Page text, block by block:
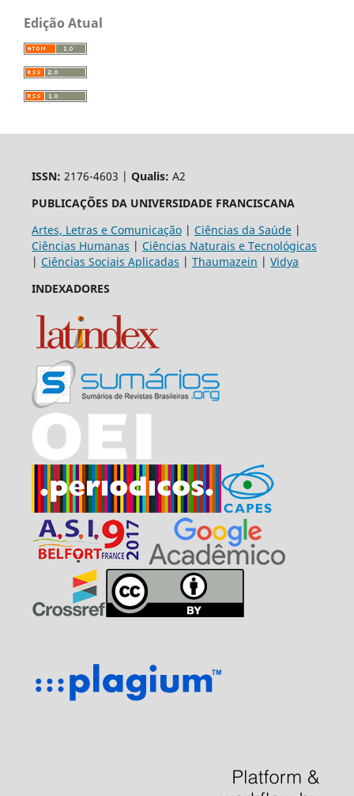
Edição Atual
ISSN: 2176-4603 | Qualis: A2
PUBLICAÇÕES DA UNIVERSIDADE FRANCISCANA
Artes, Letras e Comunicação| Ciências da Saúde|
Ciências Humanas | Ciências Naturais e Tecnológicas
| Ciências Sociais Aplicadas | Thaumazein | Vidya
INDEXADORES